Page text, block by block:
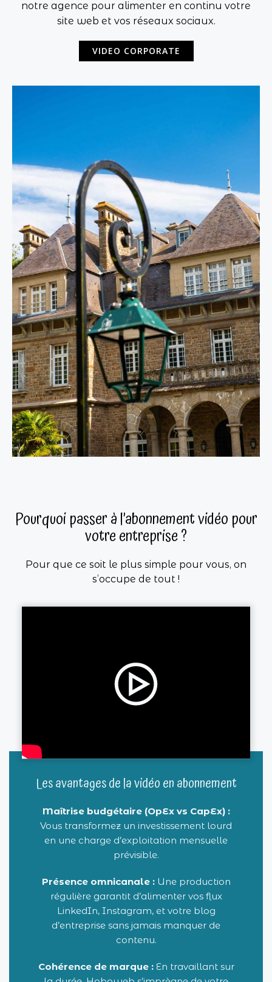
notre agence pour alimenter en continu votre
site web et vos réseaux sociaux.
VIDEO CORPORATE
Pourquoi passer à l’abonnement vidéo pour
votre entreprise ?
Pour que ce soit le plus simple pour vous, on
s’occupe de tout !
Les avantages de la vidéo en abonnement
Maîtrise budgétaire (OpEx vs CapEx) :
Vous transformez un investissement lourd
en une charge d’exploitation mensuelle
prévisible.
Présence omnicanale :Une production
régulière garantit d’alimenter vos flux
LinkedIn, Instagram, et votre blog
d’entreprise sans jamais manquer de
contenu.
Cohérence de marque :En travaillant sur